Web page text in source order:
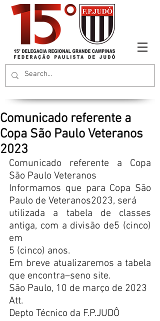
Comunicado referente a
Copa São Paulo Veteranos
2023
Comunicado referente a Copa
São Paulo Veteranos
Informamos que para Copa São
Paulo de Veteranos2023, será
utilizada a tabela de classes
antiga, com a divisão de5 (cinco)
em
5 (cinco) anos.
Em breve atualizaremos a tabela
que encontra–seno site.
São Paulo, 10 de março de 2023
Att.
Depto Técnico da F.P.JUDÔ